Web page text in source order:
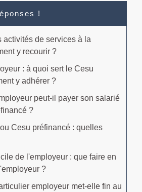
!
activités de services à la
y recourir ?
: à quoi sert le Cesu
y adhérer ?
peut-il payer son salarié
?
Cesu préfinancé : quelles
de l'employeur : que faire en
?
employeur met-elle fin au